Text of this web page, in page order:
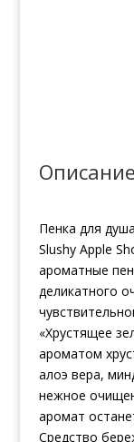
Описание
Пенка для
Slushy Apple
ароматные
деликатного
«Хрустящее
ароматом
алоэ вера,
нежное
аромат
Средство